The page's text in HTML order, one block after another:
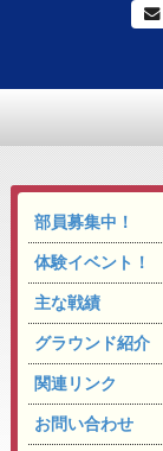
部員募集中！
体験イベント！
主な戦績
グラウンド紹介
関連リンク
お問い合わせ